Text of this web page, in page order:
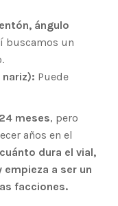
ángulo
buscamos un
Puede
meses, pero
años en el
dura el vial,
a ser un
facciones.